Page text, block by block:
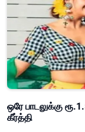
ஒரே பாடலுக்கு
கீர்த்தி